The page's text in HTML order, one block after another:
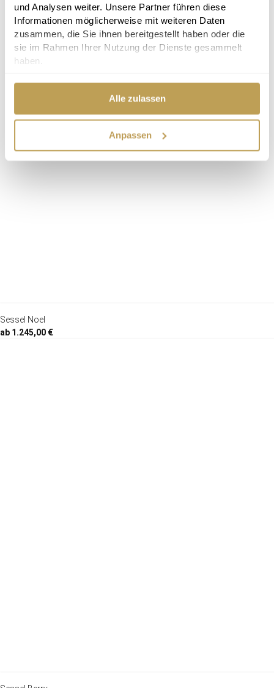
und Analysen weiter. Unsere Partner führen diese
Informationen möglicherweise mit weiteren Daten
zusammen, die Sie ihnen bereitgestellt haben oder die
sie im Rahmen Ihrer Nutzung der Dienste gesammelt
haben.
Alle zulassen
Anpassen
Sessel Noel
ab 1.245,00 €